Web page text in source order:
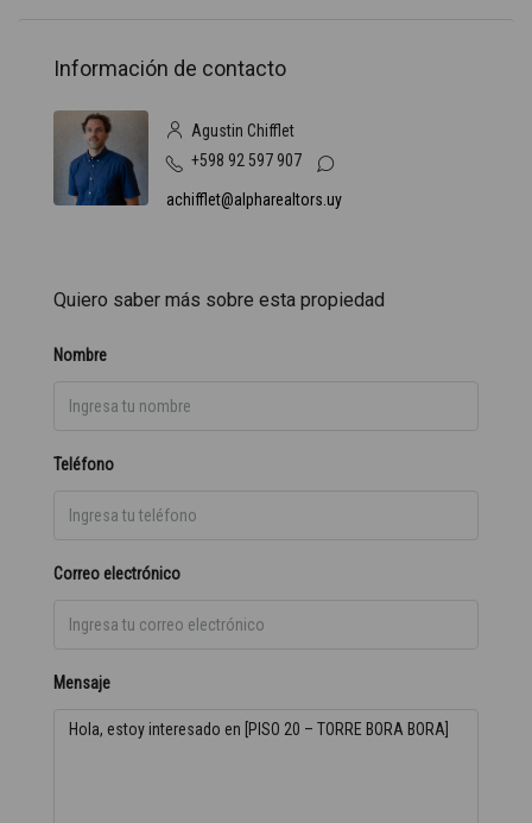
Información de contacto
Agustin Chifflet
+598 92 597 907
achifflet@alpharealtors.uy
Quiero saber más sobre esta propiedad
Nombre
Teléfono
Correo electrónico
Mensaje